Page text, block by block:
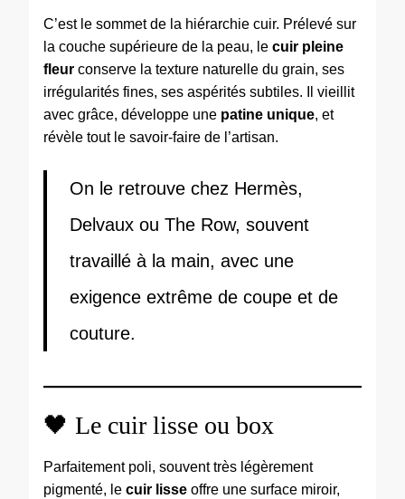
C’est le sommet de la hiérarchie cuir. Prélevé sur
la couche supérieure de la peau, le cuir pleine
fleur conserve la texture naturelle du grain, ses
irrégularités fines, ses aspérités subtiles. Il vieillit
avec grâce, développe une patine unique, et
révèle tout le savoir-faire de l’artisan.
On le retrouve chez Hermès,
Delvaux ou The Row, souvent
travaillé à la main, avec une
exigence extrême de coupe et de
couture.
🖤 Le cuir lisse ou box
Parfaitement poli, souvent très légèrement
pigmenté, le cuir lisse offre une surface miroir,